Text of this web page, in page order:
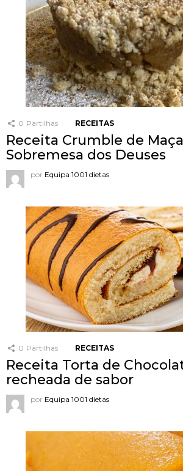
0 Partilhas RECEITAS
Receita Crumble de
Sobremesa dos Deuses
por Equipa 1001 dietas
0 Partilhas RECEITAS
Receita Torta de
recheada de sabor
por Equipa 1001 dietas